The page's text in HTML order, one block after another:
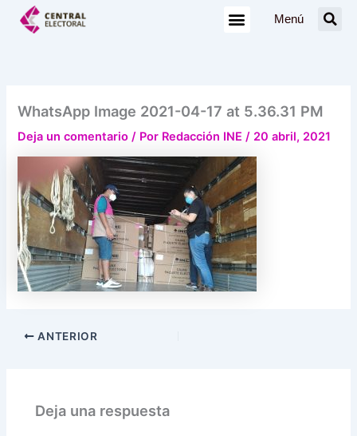
Menú
WhatsApp Image 2021-04-17 at 5.36.31 PM
Deja un comentario / Por Redacción INE/ 20 abril, 2021
ANTERIOR
Deja una respuesta